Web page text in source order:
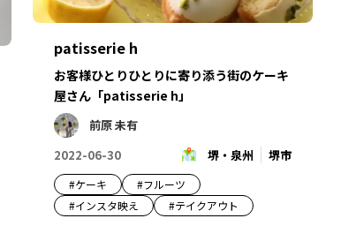
patisserie h
お客様ひとりひとりに寄り添う街のケーキ
屋さん「patisserie h」
前原 未有
2022-06-30
堺・泉州 堺市
#ケーキ #フルーツ
#インスタ映え #テイクアウト